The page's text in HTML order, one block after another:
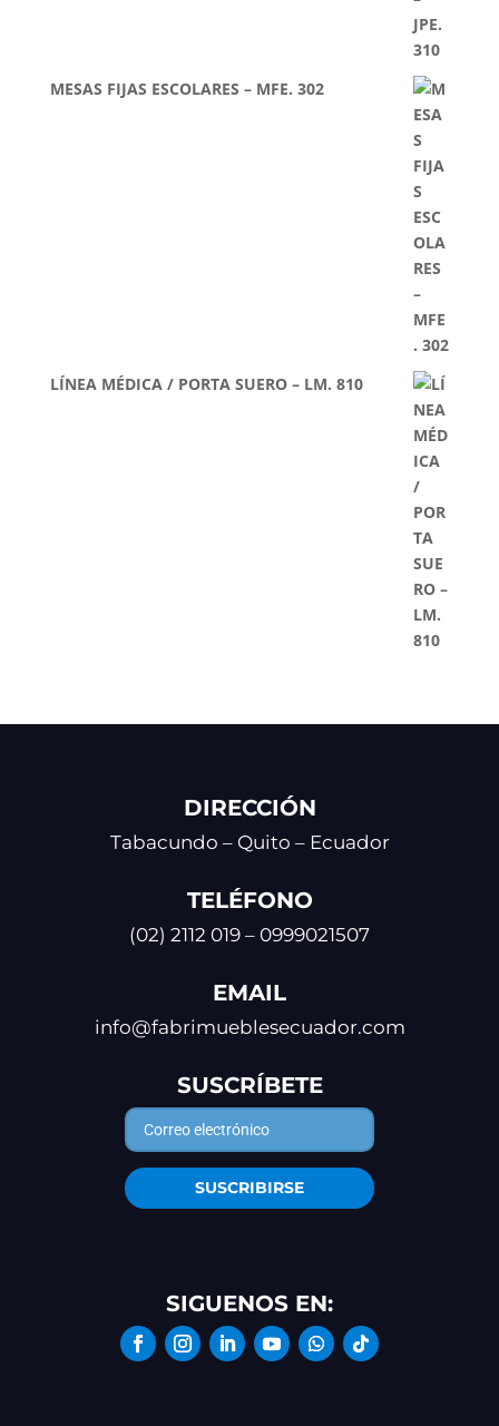
MESAS FIJAS ESCOLARES – MFE. 302
LÍNEA MÉDICA / PORTA SUERO – LM. 810
DIRECCIÓN
Tabacundo – Quito – Ecuador
TELÉFONO
(02) 2112 019 – 0999021507
EMAIL
info@fabrimueblesecuador.com
SUSCRÍBETE
SUSCRIBIRSE
SIGUENOS EN: